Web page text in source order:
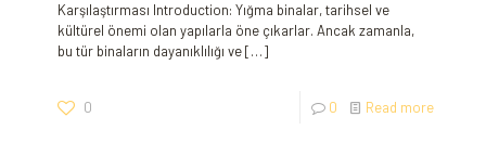
Karşılaştırması Introduction: Yığma ⁢binalar, tarihsel ve
kültürel önemi olan yapılarla öne‍ çıkarlar. Ancak zamanla,
bu tür binaların dayanıklılığı ‍ve[…]
0 0 Read more